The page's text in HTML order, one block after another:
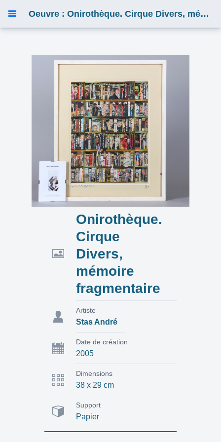
Oeuvre : Onirothèque. Cirque Divers, mémoire fragmentaire
Onirothèque.
Cirque
Divers,
mémoire
fragmentaire
Stas André
Artiste
2005
Date de création
38 x 29 cm
Dimensions
Papier
Support